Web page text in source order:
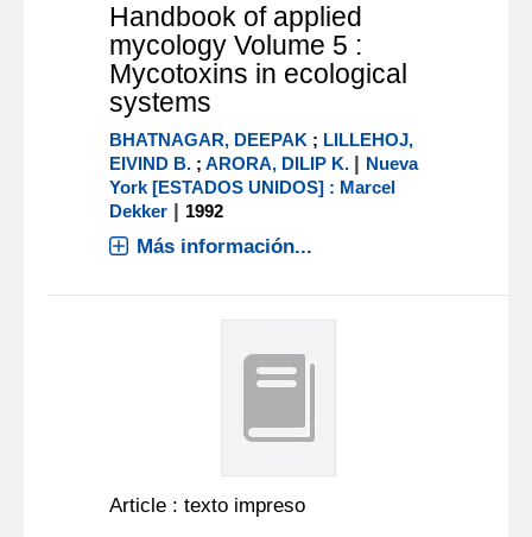
Handbook of applied
mycology Volume 5 :
Mycotoxins in ecological
systems
BHATNAGAR, DEEPAK ; LILLEHOJ,
EIVIND B. ;ARORA, DILIP K. | Nueva
York [ESTADOS UNIDOS] : Marcel
Dekker | 1992
Más información...
Article : texto impreso